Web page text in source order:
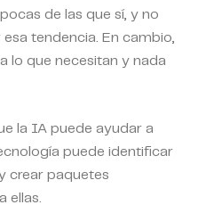
de las que sí, y no
tendencia. En cambio,
lo que necesitan y nada
la IA puede ayudar a
puede identificar
crear paquetes
ellas.